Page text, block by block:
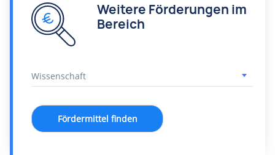
Weitere Förderungen im
Bereich
Fördermittel finden